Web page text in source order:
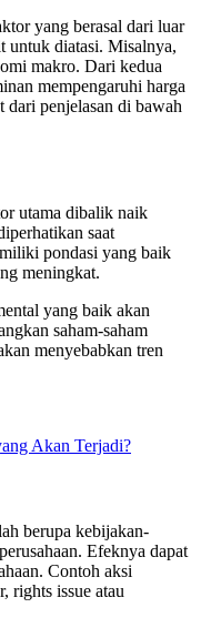
yang berasal dari luar
untuk diatasi. Misalnya,
makro. Dari kedua
mempengaruhi harga
dari penjelasan di bawah
utama dibalik naik
saat
pondasi yang baik
meningkat.
yang baik akan
saham-saham
menyebabkan tren
Akan Terjadi?
berupa kebijakan-
Efeknya dapat
Contoh aksi
rights issue atau